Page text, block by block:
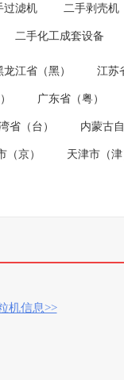
过滤机 二手剥壳机
二手化工成套设备
龙江省（黑） 江苏
广东省（粤）
省（台） 内蒙古
（京） 天津市（津
机信息>>